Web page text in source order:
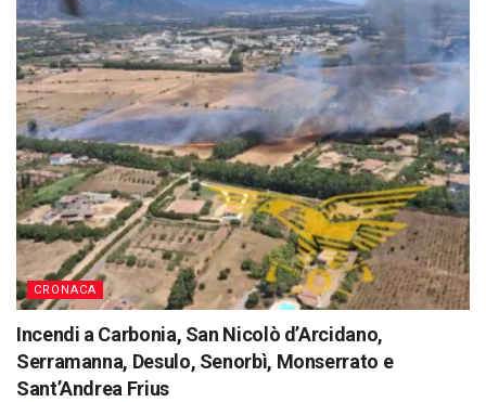
CRONACA
Incendi a Carbonia, San Nicolò d’Arcidano,
Serramanna, Desulo, Senorbì, Monserrato e
Sant’Andrea Frius